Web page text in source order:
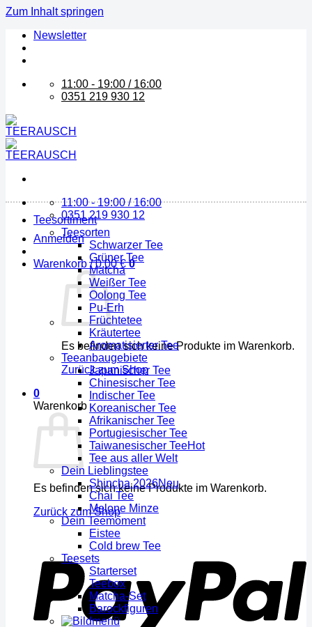
Zum Inhalt springen
Newsletter
11:00 - 19:00 / 16:00
0351 219 930 12
11:00 - 19:00 / 16:00
0351 219 930 12
Anmelden
Warenkorb /0,00€ 0
Es befinden sich keine Produkte im Warenkorb.
Zurück zum Shop
0
Warenkorb
Es befinden sich keine Produkte im Warenkorb.
Zurück zum Shop
Teesortiment
Teesorten
Schwarzer Tee
Grüner Tee
Matcha
Weißer Tee
Oolong Tee
Pu-Erh
Früchtetee
Kräutertee
Aromatisierter Tee
Teeanbaugebiete
Japanischer Tee
Chinesischer Tee
Indischer Tee
Koreanischer Tee
Afrikanischer Tee
Portugiesischer Tee
Taiwanesischer Tee
Tee aus aller Welt
Dein Lieblingstee
Shincha 2026
Chai Tee
Melone Minze
Dein Teemoment
Eistee
Cold brew Tee
Teesets
Starterset
Teebox
Matcha-Set
Barockfiguren